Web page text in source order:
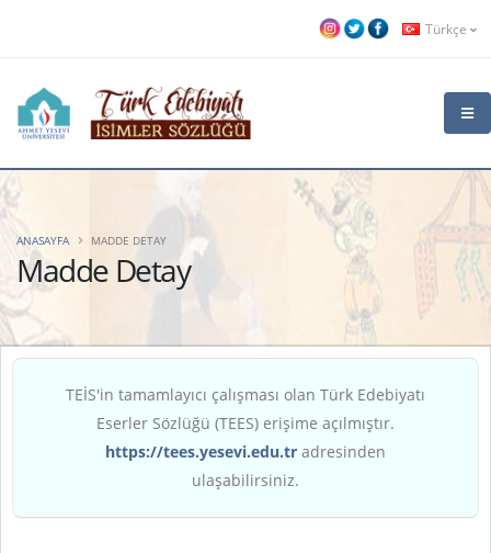
Türkçe
Madde Detay
ANASAYFA MADDE DETAY
TEİS'in tamamlayıcı çalışması olan Türk Edebiyatı
Eserler Sözlüğü (TEES) erişime açılmıştır.
https://tees.yesevi.edu.tr adresinden
ulaşabilirsiniz.